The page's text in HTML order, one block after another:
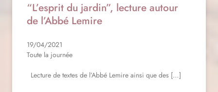
“L’esprit du jardin”, lecture autour
de l’Abbé Lemire
19/04/2021
Toute la journée
Lecture de textes de l’Abbé Lemire ainsi que des […]